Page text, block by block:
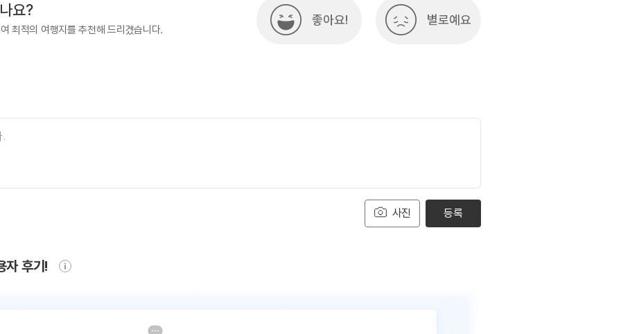
요?
최적의 여행지를 추천해 드리겠습니다.
좋아요! 별로예요
사진 등록
자 후기!